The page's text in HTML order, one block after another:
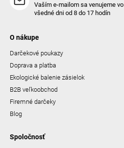
Vaším e-mailom sa venujeme vo
všedné dni od 8 do 17 hodín
O nákupe
Darčekové poukazy
Doprava a platba
Ekologické balenie zásielok
B2B veľkoobchod
Firemné darčeky
Blog
Spoločnosť